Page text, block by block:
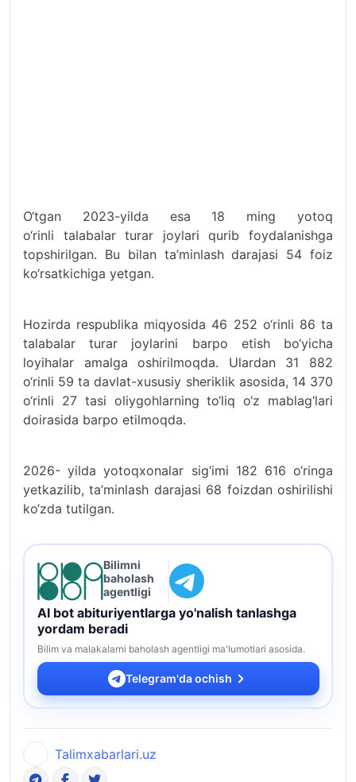
O‘tgan 2023-yilda esa 18 ming yotoq
o‘rinli talabalar turar joylari qurib foydalanishga
topshirilgan. Bu bilan ta’minlash darajasi 54 foiz
ko‘rsatkichiga yetgan.
Hozirda respublika miqyosida 46 252 o‘rinli 86 ta
talabalar turar joylarini barpo etish bo‘yicha
loyihalar amalga oshirilmoqda. Ulardan 31 882
o‘rinli 59 ta davlat-xususiy sheriklik asosida, 14 370
o‘rinli 27 tasi oliygohlarning to‘liq o‘z mablag‘lari
doirasida barpo etilmoqda.
2026- yilda yotoqxonalar sig‘imi 182 616 o‘ringa
yetkazilib, ta’minlash darajasi 68 foizdan oshirilishi
ko‘zda tutilgan.
Bilimni
baholash
agentligi
AI bot abituriyentlarga yo'nalish tanlashga
yordam beradi
Bilim va malakalarni baholash agentligi ma'lumotlari asosida.
Telegram'da ochish
Talimxabarlari.uz